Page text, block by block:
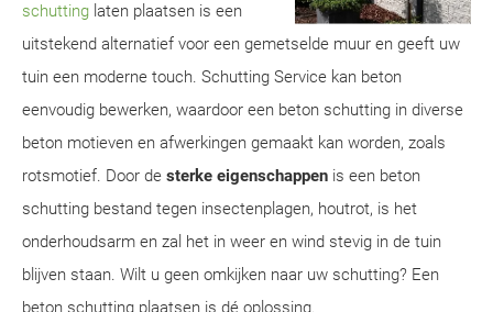
schutting laten plaatsen is een
uitstekend alternatief voor een gemetselde muur en geeft uw
tuin een moderne touch. Schutting Service kan beton
eenvoudig bewerken, waardoor een beton schutting in diverse
beton motieven en afwerkingen gemaakt kan worden, zoals
rotsmotief. Door de sterke eigenschappen is een beton
schutting bestand tegen insectenplagen, houtrot, is het
onderhoudsarm en zal het in weer en wind stevig in de tuin
blijven staan. Wilt u geen omkijken naar uw schutting? Een
beton schutting plaatsen is dé oplossing.